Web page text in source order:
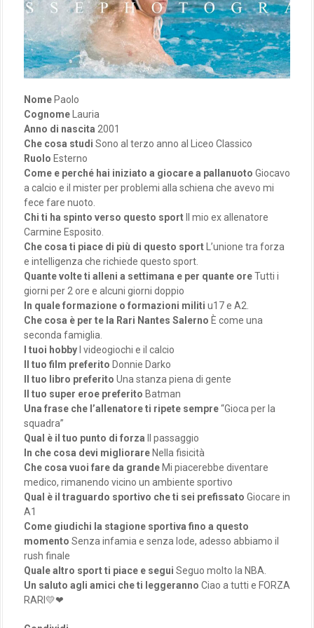
NomePaolo
CognomeLauria
Anno di nascita 2001
Che cosa studi Sono al terzo anno al Liceo Classico
Ruolo Esterno
Come e perché hai iniziato a giocare a pallanuoto Giocavo
a calcio e il mister per problemi alla schiena che avevo mi
fece fare nuoto.
Chi ti ha spinto verso questo sportIl mio ex allenatore
Carmine Esposito.
Che cosa ti piace di più di questo sportL’unione tra forza
e intelligenza che richiede questo sport.
Quante volte ti alleni a settimana e per quante oreTutti i
giorni per 2 ore e alcuni giorni doppio
In quale formazione o formazioni militi u17 e A2.
Che cosa è per te la Rari Nantes Salerno È come una
seconda famiglia.
I tuoi hobbyI videogiochi e il calcio
Il tuo film preferito Donnie Darko
Il tuo libro preferito Una stanza piena di gente
Il tuo super eroe preferito Batman
Una frase che l’allenatore ti ripete sempre“Gioca per la
squadra”
Qual è il tuo punto di forza Il passaggio
In che cosa devi migliorareNella fisicità
Che cosa vuoi fare da grandeMi piacerebbe diventare
medico, rimanendo vicino un ambiente sportivo
Qual è il traguardo sportivo che ti sei prefissato Giocare in
A1
Come giudichi la stagione sportiva fino a questo
momento Senza infamia e senza lode, adesso abbiamo il
rush finale
Quale altro sport ti piace e segui Seguo molto la NBA.
Un saluto agli amici che ti leggeranno Ciao a tutti e FORZA
RARI💛❤